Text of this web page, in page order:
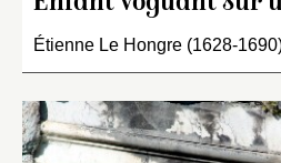
Étienne Le Hongre (1628-